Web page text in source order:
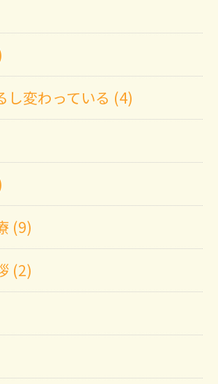
し変わっている (4)
(9)
(2)